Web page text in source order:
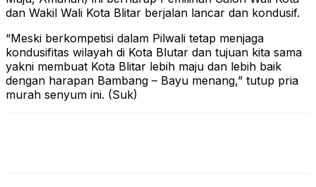
dan Wakil Wali Kota Blitar berjalan lancar dan kondusif.
“Meski berkompetisi dalam Pilwali tetap menjaga
kondusifitas wilayah di Kota Blutar dan tujuan kita sama
yakni membuat Kota Blitar lebih maju dan lebih baik
dengan harapan Bambang – Bayu menang,” tutup pria
murah senyum ini. (Suk)